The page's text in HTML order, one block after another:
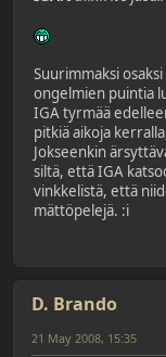
Suurimmaksi
ongelmien puintia
IGA tyrmää
pitkiä aikoja
Jokseenkin
siltä, että IGA
vinkkelistä, että
mättöpelejä. :i
D. Brando
21 May 2008, 15:35